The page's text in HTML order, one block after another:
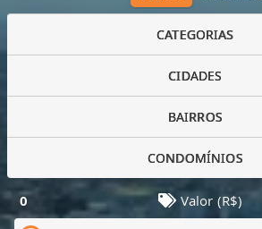
CATEGORIAS
CIDADES
BAIRROS
CONDOMÍNIOS
0 Valor (R$)